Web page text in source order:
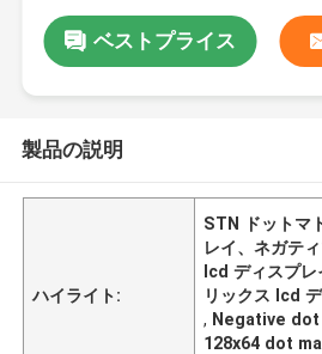
ベストプライス
製品の説明
ハイライト:
STN ドットマ
レイ、ネガテ
lcd ディスプレ
リックス lcd
, Negative
128x64 dot